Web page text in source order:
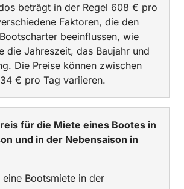
beträgt in der Regel 608 € pro
Faktoren, die den
beeinflussen, wie
die Jahreszeit, das Baujahr und
Die Preise können zwischen
€ pro Tag variieren.
für die Miete eines Bootes in
und in der Nebensaison in
Bootsmiete in der